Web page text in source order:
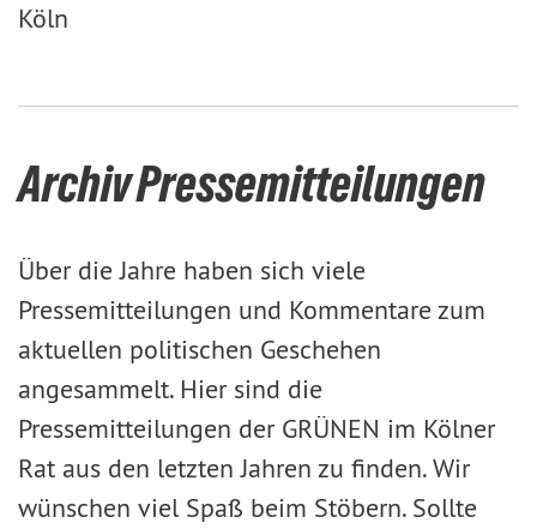
Köln
Archiv Pressemitteilungen
Über die Jahre haben sich viele
Pressemitteilungen und Kommentare zum
aktuellen politischen Geschehen
angesammelt. Hier sind die
Pressemitteilungen der GRÜNEN im Kölner
Rat aus den letzten Jahren zu finden. Wir
wünschen viel Spaß beim Stöbern. Sollte